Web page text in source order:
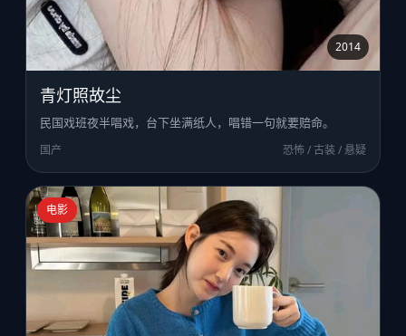
2014
青灯照故尘
民国戏班夜半唱戏，台下坐满纸人，唱错一句就要赔命。
国产 恐怖 / 古装 / 悬疑
电影